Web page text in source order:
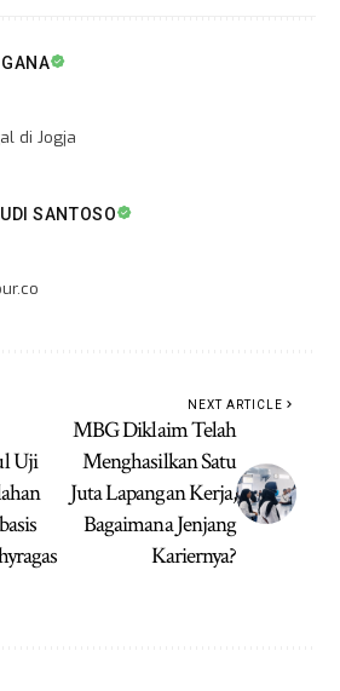
di Jogja
SANTOSO
Uji
NEXT ARTICLE
MBG Diklaim Telah
Menghasilkan Satu
Juta Lapangan Kerja,
Bagaimana Jenjang
Kariernya?